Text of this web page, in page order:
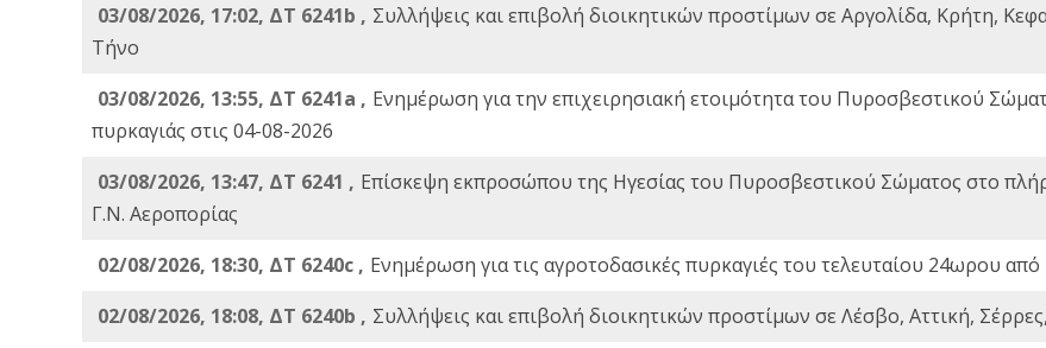
03/08/2026, 17:02, ΔΤ 6241b , Συλλήψεις και επιβολή διοικητικών προστίμων σε Αργολίδα, Κρήτη,
Τήνο
03/08/2026, 13:55, ΔΤ 6241a , Ενημέρωση για την επιχειρησιακή ετοιμότητα του Πυροσβεστικού
πυρκαγιάς στις 04-08-2026
03/08/2026, 13:47, ΔΤ 6241 , Επίσκεψη εκπροσώπου της Ηγεσίας του Πυροσβεστικού Σώματος στο
Γ.Ν. Αεροπορίας
02/08/2026, 18:30, ΔΤ 6240c , Ενημέρωση για τις αγροτοδασικές πυρκαγιές του τελευταίου 24ωρου
02/08/2026, 18:08, ΔΤ 6240b , Συλλήψεις και επιβολή διοικητικών προστίμων σε Λέσβο, Αττική,